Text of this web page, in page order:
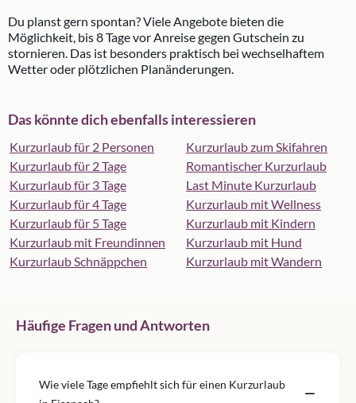
Du planst gern spontan? Viele Angebote bieten die
Möglichkeit, bis 8 Tage vor Anreise gegen Gutschein zu
stornieren. Das ist besonders praktisch bei wechselhaftem
Wetter oder plötzlichen Planänderungen.
Das könnte dich ebenfalls interessieren
Kurzurlaub für 2 Personen
Kurzurlaub für 2 Tage
Kurzurlaub für 3 Tage
Kurzurlaub für 4 Tage
Kurzurlaub für 5 Tage
Kurzurlaub mit Freundinnen
Kurzurlaub Schnäppchen
Kurzurlaub zum Skifahren
Romantischer Kurzurlaub
Last Minute Kurzurlaub
Kurzurlaub mit Wellness
Kurzurlaub mit Kindern
Kurzurlaub mit Hund
Kurzurlaub mit Wandern
Häufige Fragen und Antworten
Wie viele Tage empfiehlt sich für einen Kurzurlaub